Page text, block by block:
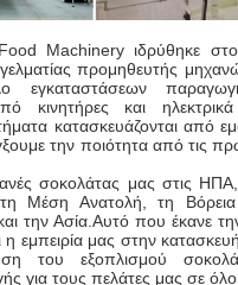
Machinery ιδρύθηκε
προμηθευτής
εγκαταστάσεων
κινητήρες και ηλεκτρικά
κατασκευάζονται από
την ποιότητα από τις
σοκολάτας μας στις
Μέση Ανατολή, τη
την Ασία.Αυτό που έκανε την
η εμπειρία μας στην
του εξοπλισμού
για τους πελάτες μας σε